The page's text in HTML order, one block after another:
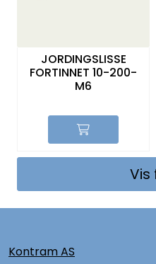
JORDINGSLISSE
FORTINNET 10-200-
M6
Vis
Kontram AS